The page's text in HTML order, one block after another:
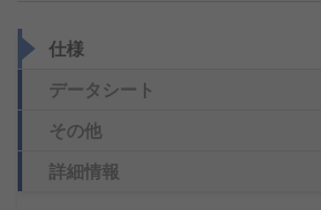
仕様
データシート
その他
詳細情報